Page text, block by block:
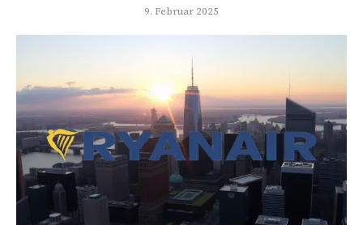
9. Februar 2025